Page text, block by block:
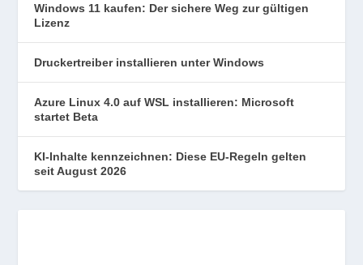
Windows 11 kaufen: Der sichere Weg zur gültigen
Lizenz
Druckertreiber installieren unter Windows
Azure Linux 4.0 auf WSL installieren: Microsoft
startet Beta
KI-Inhalte kennzeichnen: Diese EU-Regeln gelten
seit August 2026